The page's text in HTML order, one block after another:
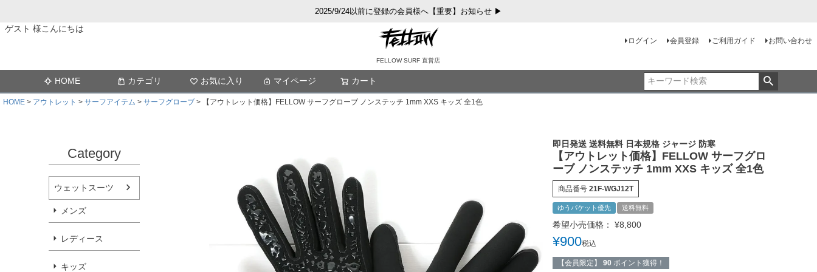
2025/9/24以前に登録の会員様へ【重要】お知らせ ▶
ゲスト 様こんにちは
FELLOW SURF 直営店
ログイン 会員登録 ご利用ガイド お問い合わせ
HOME カテゴリ お気に入り マイページ カート
HOME アウトレット サーフアイテム サーフグローブ 【アウトレット価格】FELLOW サーフグローブ ノンステッチ 1mm XXS キッズ 全1色
Category
ウェットスーツ
メンズ
レディース
キッズ
即日発送 送料無料 日本規格 ジャージ 防寒
【アウトレット価格】FELLOW サーフグロ
ーブ ノンステッチ 1mm XXS キッズ 全1色
商品番号 21F-WGJ12T
ゆうパケット優先 送料無料
希望小売価格： ¥8,800
¥900税込
【会員限定】 90 ポイント獲得！